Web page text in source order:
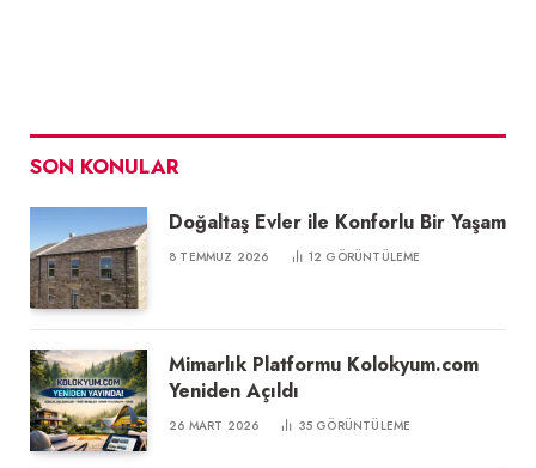
SON KONULAR
Doğaltaş Evler ile Konforlu Bir Yaşam
8 TEMMUZ 2026 12 GÖRÜNTÜLEME
Mimarlık Platformu Kolokyum.com
Yeniden Açıldı
26 MART 2026 35 GÖRÜNTÜLEME